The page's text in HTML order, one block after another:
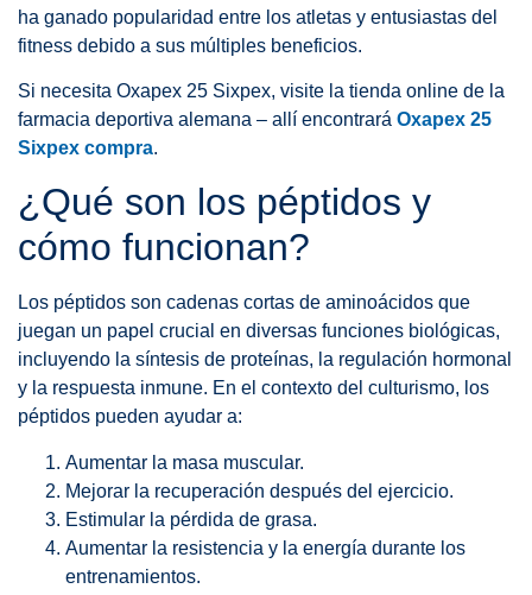
ha ganado popularidad entre los atletas y entusiastas del
fitness debido a sus múltiples beneficios.
Si necesita Oxapex 25 Sixpex, visite la tienda online de la
farmacia deportiva alemana – allí encontrará Oxapex 25
Sixpex compra.
¿Qué son los péptidos y
cómo funcionan?
Los péptidos son cadenas cortas de aminoácidos que
juegan un papel crucial en diversas funciones biológicas,
incluyendo la síntesis de proteínas, la regulación hormonal
y la respuesta inmune. En el contexto del culturismo, los
péptidos pueden ayudar a:
Aumentar la masa muscular.
Mejorar la recuperación después del ejercicio.
Estimular la pérdida de grasa.
Aumentar la resistencia y la energía durante los
entrenamientos.